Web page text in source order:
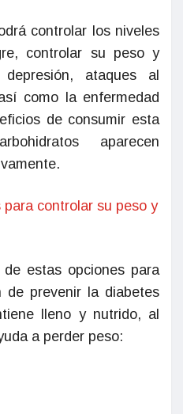
controlar los niveles
controlar su peso y
ataques al
como la enfermedad
de consumir esta
aparecen
para controlar su peso y
estas opciones para
prevenir la diabetes
lleno y nutrido, al
a perder peso: